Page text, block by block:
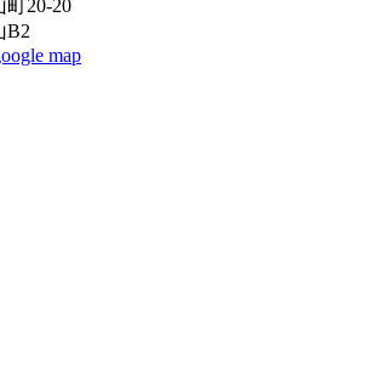
20-20
B2